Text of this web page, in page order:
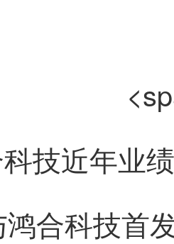
技近年业
鸿合科技首